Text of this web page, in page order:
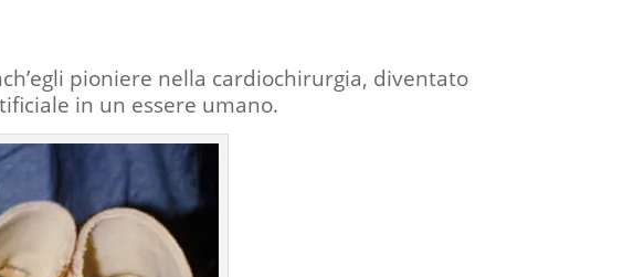
pioniere nella cardiochirurgia, diventato
in un essere umano.